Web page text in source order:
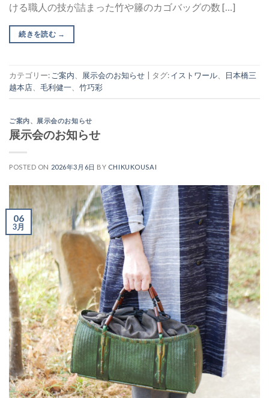
ける職人の技が詰まった竹や籐のカゴバッグの数 […]
続きを読む →
カテゴリー:ご案内、 展示会のお知らせ タグ:イストワール、
日本橋三
越本店、 毛利健一、 竹巧彩
ご案内、 展示会のお知らせ
展示会のお知らせ
POSTED ON 2026年3月6日 BY CHIKUKOUSAI
06
3月